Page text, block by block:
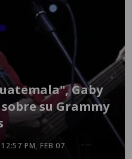
Gaby
su Grammy
12:57 PM, FEB 07